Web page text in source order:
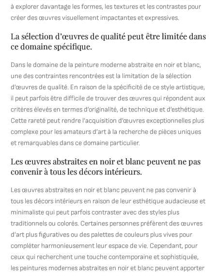
à explorer davantage les formes, les textures et les contrastes pour
créer des œuvres visuellement impactantes et expressives.
La sélection d’œuvres de qualité peut être limitée dans
ce domaine spécifique.
Dans le domaine de la peinture moderne abstraite en noir et blanc,
une des contraintes rencontrées est la limitation de la sélection
d’œuvres de qualité. En raison de la spécificité de ce style artistique,
il peut parfois être difficile de trouver des œuvres qui répondent aux
critères élevés en termes d’originalité, de technique et d’esthétique.
Cette rareté peut rendre l’acquisition d’œuvres exceptionnelles plus
complexe pour les amateurs d’art à la recherche de pièces uniques
et remarquables dans ce domaine particulier.
Les œuvres abstraites en noir et blanc peuvent ne pas
convenir à tous les décors intérieurs.
Les œuvres abstraites en noir et blanc peuvent ne pas convenir à
tous les décors intérieurs en raison de leur esthétique audacieuse et
minimaliste qui peut parfois contraster avec des styles plus
traditionnels ou colorés. Certaines personnes préfèrent des œuvres
d’art plus figuratives ou des palettes de couleurs plus vives pour
compléter harmonieusement leur espace de vie. Cependant, pour
ceux qui recherchent une touche contemporaine et sophistiquée,
les peintures modernes abstraites en noir et blanc peuvent apporter